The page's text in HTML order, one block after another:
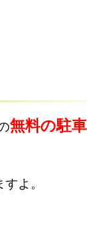
無料の駐車
よ。